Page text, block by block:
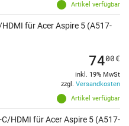
Artikel verfügbar
für Acer Aspire 5 (A517-
Artikel verfügbar
7400€
inkl. 19% MwSt
zzgl. Versandkosten
HDMI für Acer Aspire 5 (A517-